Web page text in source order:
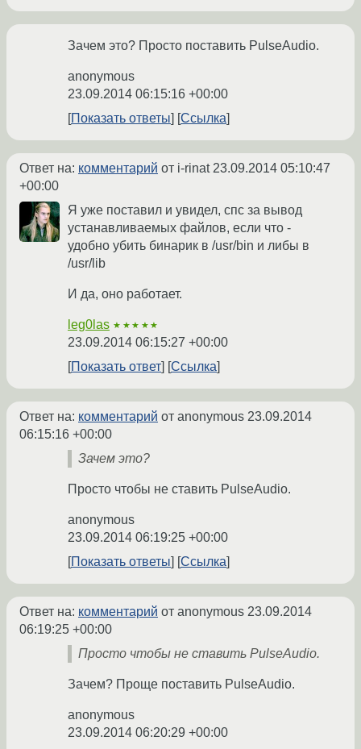
Зачем это? Просто поставить PulseAudio.
anonymous
23.09.2014 06:15:16 +00:00
Показать ответы
Ссылка
Ответ на: комментарий от i-rinat23.09.2014 05:10:47
+00:00
Я уже поставил и увидел, спс за вывод
устанавливаемых файлов, если что -
удобно убить бинарик в /usr/bin и либы в
/usr/lib
И да, оно работает.
leg0las ★★★★★
23.09.2014 06:15:27 +00:00
Показать ответ
Ссылка
Ответ на: комментарий от anonymous 23.09.2014
06:15:16 +00:00
Зачем это?
Просто чтобы не ставить PulseAudio.
anonymous
23.09.2014 06:19:25 +00:00
Показать ответы
Ссылка
Ответ на: комментарий от anonymous 23.09.2014
06:19:25 +00:00
Просто чтобы не ставить PulseAudio.
Зачем? Проще поставить PulseAudio.
anonymous
23.09.2014 06:20:29 +00:00